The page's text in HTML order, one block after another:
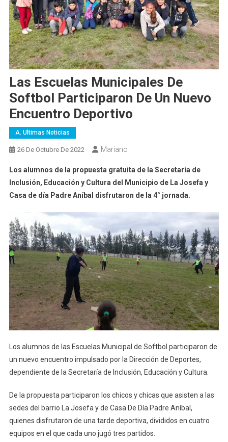
Las Escuelas Municipales De
Softbol Participaron De Un Nuevo
Encuentro Deportivo
A. Ultimas Noticias
26 De Octubre De 2022 Mariano
Los alumnos de la propuesta gratuita de la Secretaría de
Inclusión, Educación y Cultura del Municipio de La Josefa y
Casa de día Padre Aníbal disfrutaron de la 4° jornada.
Los alumnos de las Escuelas Municipal de Softbol participaron de
un nuevo encuentro impulsado por la Dirección de Deportes,
dependiente de la Secretaría de Inclusión, Educación y Cultura.
De la propuesta participaron los chicos y chicas que asisten a las
sedes del barrio La Josefa y de Casa De Día Padre Aníbal,
quienes disfrutaron de una tarde deportiva, divididos en cuatro
equipos en el que cada uno jugó tres partidos.